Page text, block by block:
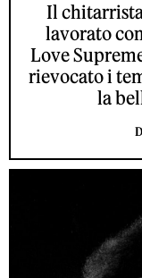
Il
lavorato
Love
rievocato i
la